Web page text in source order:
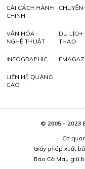
CẢI CÁCH HÀNH
CHÍNH
VĂN HÓA -
NGHỆ THUẬT
DU LỊCH
THAO
INFOGRAPHIC
LIÊN HỆ QUẢNG
CÁO
© 2005 - 2023
Cơ
Giấy phép xuất
Báo Cà Mau giữ